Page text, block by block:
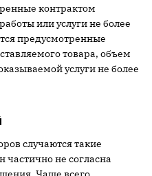
контрактом
или услуги не более
предусмотренные
товара, объем
услуги не более
случаются такие
частично не согласна